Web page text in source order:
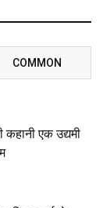
COMMON
एक उद्यमी